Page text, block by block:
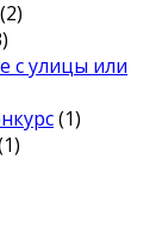
(2)
с улицы или
(1)